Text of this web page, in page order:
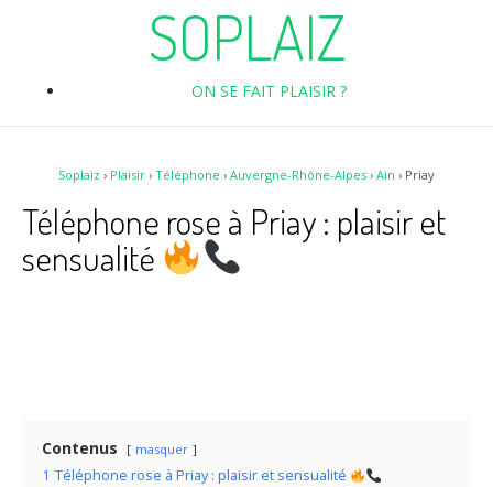
SOPLAIZ
ON SE FAIT PLAISIR ?
Soplaiz › Plaisir › Téléphone › Auvergne-Rhône-Alpes › Ain › Priay
Téléphone rose à Priay : plaisir et
sensualité
Contenus masquer
1 Téléphone rose à Priay : plaisir et sensualité